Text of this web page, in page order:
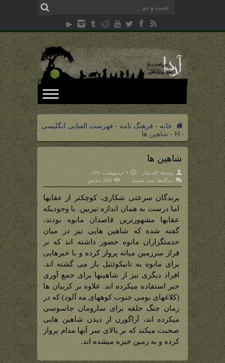
خانه - فرهنگ نامه - فهرست الفبایی انگلیسی
-
H
- شاهین ها
شاهین ها
توسط: اله سار
۹ اردیبهشت ۱۳۹۰
دیدگاه‌ها برای
بسته هستند 390 نمایش
پرندگان سرعتی شکاری، کوچکتر از عقابها
اما درست به همان اندازه تیزبین. با وجودیکه
عقابها مشهورترین قاصدان مانوه بودند،
گفته شده که شاهین هایی نیز در میان
خدمتگزاران مانوه حضور داشته اند که بر
فراز سرزمین میانه پرواز کرده و با خبرهایی
برای مانوه به تانیکوئتیل باز می گشته اند.
افراد دیگری نیز از شاهینها برای جمع آوری
خبر استفاده میکرده اند. علاوه بر کربیان ها
(کلاغهای بومی جنوب کوههای مه آلود) که در
زمان جنگ حلقه برای سارومان جاسوسی
میکرده اند، آراگورن از دیدن شاهین هایی
صحبت میکند که بر بالای سر آنها مدام پرواز
کرده و به زمین خیره میشده اند.